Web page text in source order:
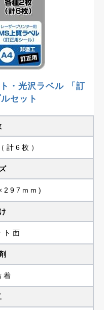
・光沢ラベル 「訂
セット
計6枚）
ト面
着